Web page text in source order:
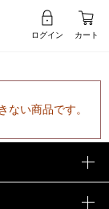
ログイン カート
ない商品です。